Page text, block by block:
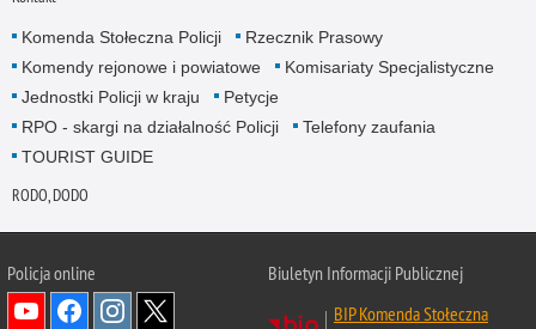
Komenda Stołeczna Policji
Rzecznik Prasowy
Komendy rejonowe i powiatowe
Komisariaty Specjalistyczne
Jednostki Policji w kraju
Petycje
RPO - skargi na działalność Policji
Telefony zaufania
TOURIST GUIDE
RODO, DODO
Policja online
Biuletyn Informacji Publicznej
BIP Komenda Stołeczna